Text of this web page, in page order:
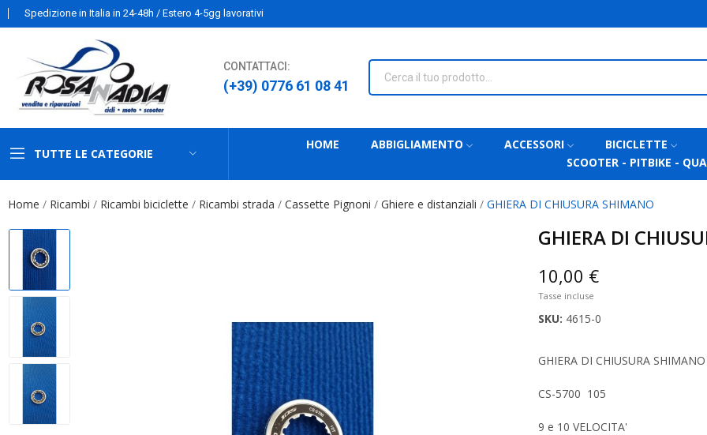
Spedizione in Italia in 24-48h / Estero 4-5gg lavorativi
CONTATTACI:
(+39) 0776 61 08 41
TUTTE LE CATEGORIE
HOME ABBIGLIAMENTO ACCESSORI
BICICLETTE
SCOOTER - PITBIKE -
Home Ricambi Ricambi biciclette Ricambi strada Cassette Pignoni Ghiere e distanziali GHIERA DI CHIUSURA SHIMANO
GHIERA DI
10,00 €
Tasse incluse
SKU: 4615-0
GHIERA DI CHIUSURA SHIMANO
CS-5700 105
9 e 10 VELOCITA'